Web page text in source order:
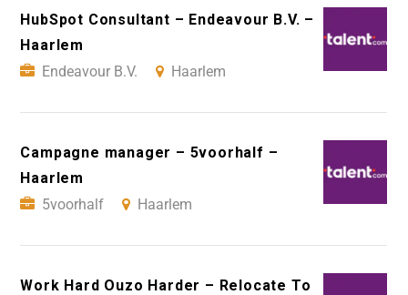
HubSpot Consultant – Endeavour B.V. –
Haarlem
Endeavour B.V.
Haarlem
Campagne manager – 5voorhalf –
Haarlem
5voorhalf
Haarlem
Work Hard Ouzo Harder – Relocate To